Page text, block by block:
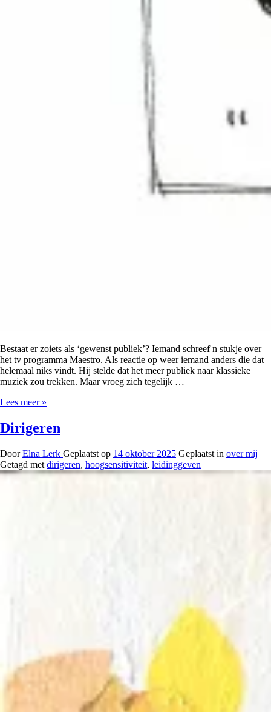
Bestaat er zoiets als ‘gewenst publiek’? Iemand schreef n stukje over
het tv programma Maestro. Als reactie op weer iemand anders die dat
helemaal niks vindt. Hij stelde dat het meer publiek naar klassieke
muziek zou trekken. Maar vroeg zich tegelijk …
Wensen
Lees meer »
Dirigeren
DoorElna Lerk Geplaatst op 14 oktober 2025 Geplaatst in over mij
Getagd met dirigeren, hoogsensitiviteit, leidinggeven